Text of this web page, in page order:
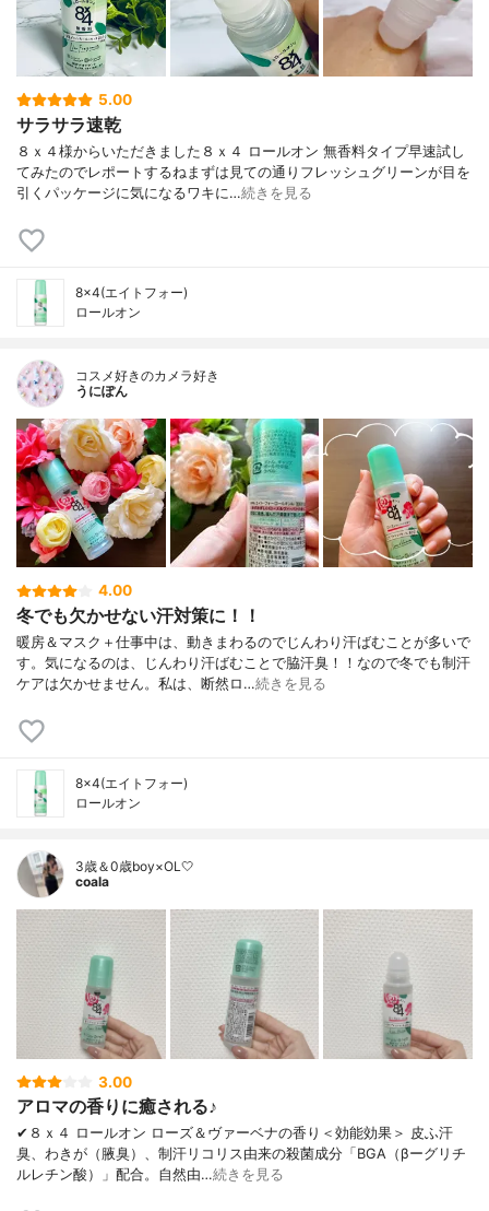
5.00
サラサラ速乾
８ｘ４様からいただきました８ｘ４ ロールオン 無香料タイプ早速試し
てみたのでレポートするねまずは見ての通りフレッシュグリーンが目を
引くパッケージに気になるワキに…続きを見る
8×4(エイトフォー)
ロールオン
コスメ好きのカメラ好き
うにぽん
4.00
冬でも欠かせない汗対策に！！
暖房＆マスク＋仕事中は、動きまわるのでじんわり汗ばむことが多いで
す。気になるのは、じんわり汗ばむことで脇汗臭！！なので冬でも制汗
ケアは欠かせません。私は、断然ロ…続きを見る
8×4(エイトフォー)
ロールオン
3歳＆0歳boy×OL🤍
coala
3.00
アロマの香りに癒される♪
✔︎８ｘ４ ロールオン ローズ＆ヴァーベナの香り＜効能効果＞ 皮ふ汗
臭、わきが（腋臭）、制汗リコリス由来の殺菌成分「BGA（βーグリチ
ルレチン酸）」配合。自然由…続きを見る